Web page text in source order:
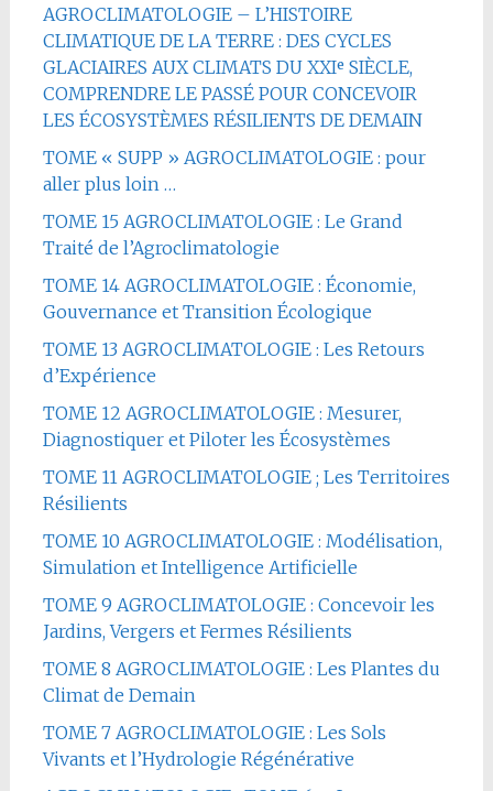
AGROCLIMATOLOGIE – L’HISTOIRE
CLIMATIQUE DE LA TERRE : DES CYCLES
GLACIAIRES AUX CLIMATS DU XXIᵉ SIÈCLE,
COMPRENDRE LE PASSÉ POUR CONCEVOIR
LES ÉCOSYSTÈMES RÉSILIENTS DE DEMAIN
TOME « SUPP » AGROCLIMATOLOGIE : pour
aller plus loin …
TOME 15 AGROCLIMATOLOGIE : Le Grand
Traité de l’Agroclimatologie
TOME 14 AGROCLIMATOLOGIE : Économie,
Gouvernance et Transition Écologique
TOME 13 AGROCLIMATOLOGIE : Les Retours
d’Expérience
TOME 12 AGROCLIMATOLOGIE : Mesurer,
Diagnostiquer et Piloter les Écosystèmes
TOME 11 AGROCLIMATOLOGIE ; Les Territoires
Résilients
TOME 10 AGROCLIMATOLOGIE : Modélisation,
Simulation et Intelligence Artificielle
TOME 9 AGROCLIMATOLOGIE : Concevoir les
Jardins, Vergers et Fermes Résilients
TOME 8 AGROCLIMATOLOGIE : Les Plantes du
Climat de Demain
TOME 7 AGROCLIMATOLOGIE : Les Sols
Vivants et l’Hydrologie Régénérative